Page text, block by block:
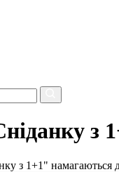
з
з 1+1" намагаються